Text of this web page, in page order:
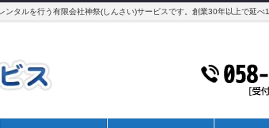
タルを行う有限会社神祭(しんさい)サービスです。創業30年以上で延